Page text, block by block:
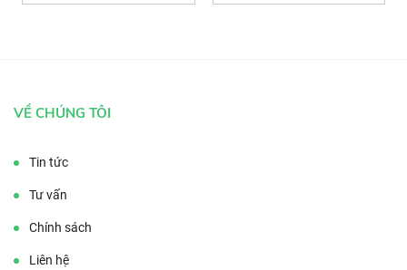
VỀ CHÚNG TÔI
Tin tức
Tư vấn
Chính sách
Liên hệ